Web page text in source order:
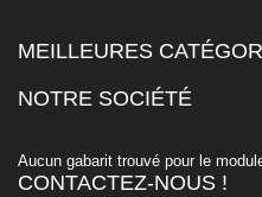
MEILLEURES
NOTRE SOCIÉTÉ
Aucun gabarit trouvé pour le
CONTACTEZ-NOUS !